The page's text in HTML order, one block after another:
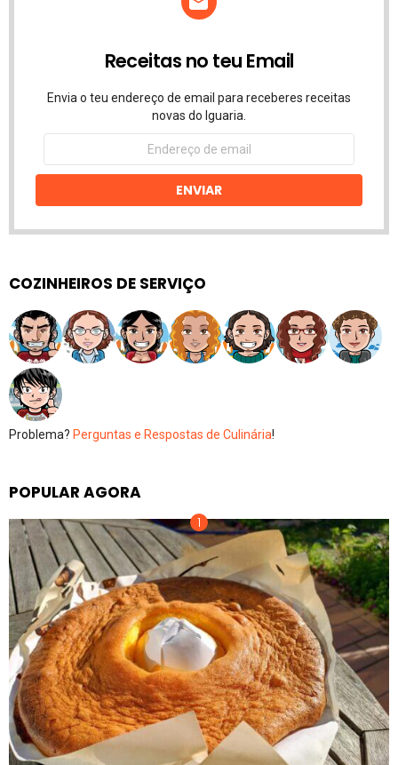
Receitas no teu Email
Envia o teu endereço de email para receberes receitas
novas do Iguaria.
Endereço
email
ENVIAR
COZINHEIROS DE SERVIÇO
Problema? Perguntas e Respostas de Culinária!
POPULAR AGORA